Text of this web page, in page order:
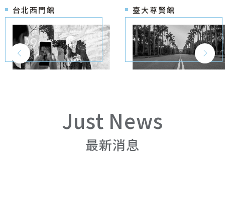
花蓮中正館
台南虎山館
高雄站前館
台北西門館 臺大尊賢館
Just News
最新消息